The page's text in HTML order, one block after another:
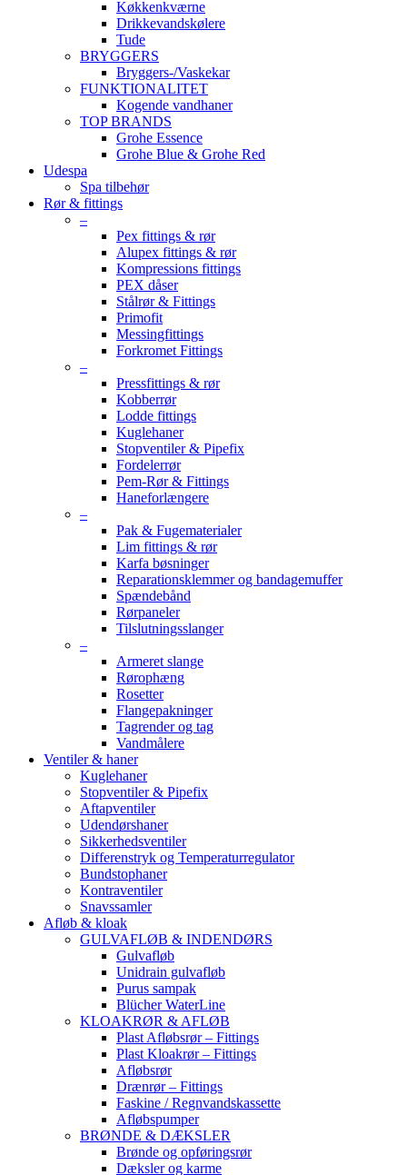
Køkkenkværne
Drikkevandskølere
Tude
BRYGGERS
Bryggers-/Vaskekar
FUNKTIONALITET
Kogende vandhaner
TOP BRANDS
Grohe Essence
Grohe Blue & Grohe Red
Udespa
Spa tilbehør
Rør & fittings
–
Pex fittings & rør
Alupex fittings & rør
Kompressions fittings
PEX dåser
Stålrør & Fittings
Primofit
Messingfittings
Forkromet Fittings
–
Pressfittings & rør
Kobberrør
Lodde fittings
Kuglehaner
Stopventiler & Pipefix
Fordelerrør
Pem-Rør & Fittings
Haneforlængere
–
Pak & Fugematerialer
Lim fittings & rør
Karfa bøsninger
Reparationsklemmer og bandagemuffer
Spændebånd
Rørpaneler
Tilslutningsslanger
–
Armeret slange
Rørophæng
Rosetter
Flangepakninger
Tagrender og tag
Vandmålere
Ventiler & haner
Kuglehaner
Stopventiler & Pipefix
Aftapventiler
Udendørshaner
Sikkerhedsventiler
Differenstryk og Temperaturregulator
Bundstophaner
Kontraventiler
Snavssamler
Afløb & kloak
GULVAFLØB & INDENDØRS
Gulvafløb
Unidrain gulvafløb
Purus sampak
Blücher WaterLine
KLOAKRØR & AFLØB
Plast Afløbsrør – Fittings
Plast Kloakrør – Fittings
Afløbsrør
Drænrør – Fittings
Faskine / Regnvandskassette
Afløbspumper
BRØNDE & DÆKSLER
Brønde og opføringsrør
Dæksler og karme